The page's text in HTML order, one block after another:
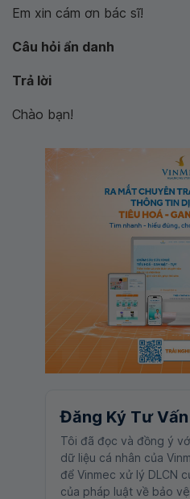
Em xin cám ơn bác sĩ!
Câu hỏi ẩn danh
Trả lời
Chào bạn!
Đăng Ký Tư Vấn
Tôi đã đọc và đồng ý
dữ liệu cá nhân của
để Vinmec xử lý DLCN
của pháp luật về bảo vệ